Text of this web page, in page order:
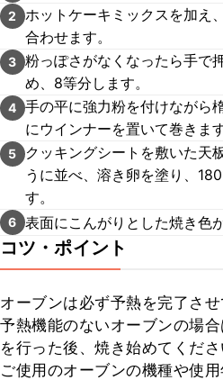
2
ホットケーキミックスを加え
合わせます。
3 粉っぽさがなくなったら手で
め、8等分します。
4 手の平に強力粉を付けながら
にウインナーを置いて巻きます
5
クッキングシートを敷いた天
うに並べ、溶き卵を塗り、
す。
6 表面にこんがりとした焼き色
コツ・ポイント
オーブンは必ず予熱を完了させ
予熱機能のないオーブンの場
を行った後、焼き始めてくださ
ご使用のオーブンの機種や使